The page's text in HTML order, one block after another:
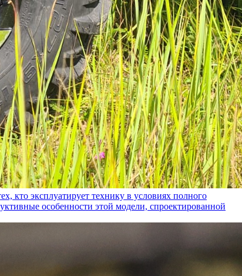
эксплуатирует технику в условиях полного
особенности этой модели, спроектированной